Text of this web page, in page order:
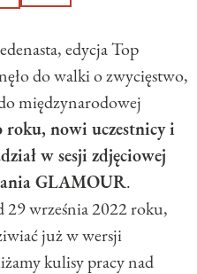
edycja Top
do walki o zwycięstwo,
międzynarodowej
roku, nowi uczestnicy i
w sesji zdjęciowej
GLAMOUR.
29 września 2022 roku,
już w wersji
kulisy pracy nad